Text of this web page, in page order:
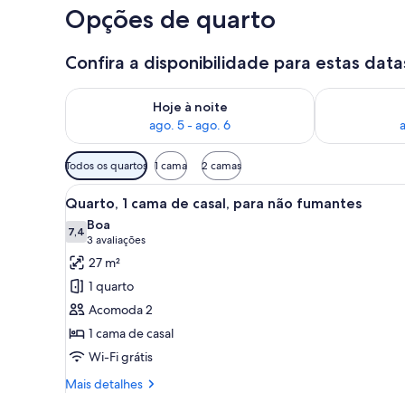
Opções de quarto
Confira a disponibilidade para estas
Hoje à noite
ago. 5 - ago. 6
Verifica a disponibilidade para esta noite, ago. 5 -
Verifica a
Filtros
disponíveis
para
os
quartos
Todos os quartos 1 cama 2 camas
Carrega
todas
as
fotos
de
Quarto,
1
cama
de
casal,
Quarto com cama, uma
5
Quarto, 1 cama de casal, para não fumantes
7,47,4 de 10
Boa
3 avaliações
(3
avaliações)
27 m²
1 quarto
Acomoda 2
1 cama de casal
Wi-Fi grátis
Mais detalhes
Mais